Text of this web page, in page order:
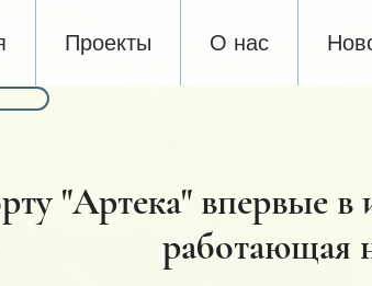
Проекты О нас
"Артека" впервые
работающая